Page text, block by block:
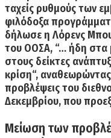
ταχείς ρυθμούς των
φιλόδοξα
δήλωσε η Λόρενς
του ΟΟΣΑ, “…ήδη στα
στους δείκτες
κρίση“,
προβλέψεις του
Δεκεμβρίου, που
Μείωση των